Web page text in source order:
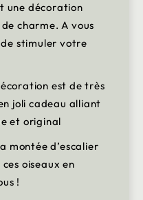
une décoration
charme. A vous
stimuler votre
est de très
joli cadeau alliant
et original
montée d’escalier
oiseaux en
!